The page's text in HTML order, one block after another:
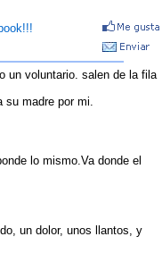
un voluntario. salen de la fila
su madre por mi.
lo mismo.Va donde el
un dolor, unos llantos, y